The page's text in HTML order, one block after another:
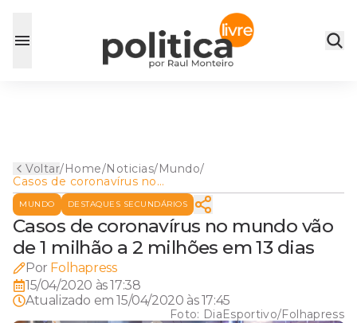
Voltar/Home/Noticias/Mundo/
Casos de coronavírus no
mundo vão de 1 milhão a 2
milhões em 13 dias
MUNDO DESTAQUES SECUNDÁRIOS
Casos de coronavírus no mundo vão
de 1 milhão a 2 milhões em 13 dias
Por Folhapress
15/04/2020 às 17:38
Atualizado em15/04/2020 às 17:45
Foto: DiaEsportivo/Folhapress